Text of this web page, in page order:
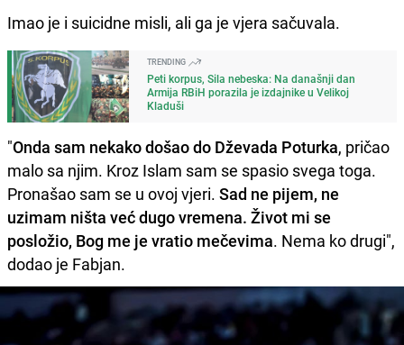
Imao je i suicidne misli, ali ga je vjera sačuvala.
TRENDING
Peti korpus, Sila nebeska: Na današnji dan
Armija RBiH porazila je izdajnike u Velikoj
Kladuši
"Onda sam nekako došao do Dževada Poturka, pričao
malo sa njim. Kroz Islam sam se spasio svega toga.
Pronašao sam se u ovoj vjeri. Sad ne pijem, ne
uzimam ništa već dugo vremena. Život mi se
posložio, Bog me je vratio mečevima. Nema ko drugi",
dodao je Fabjan.